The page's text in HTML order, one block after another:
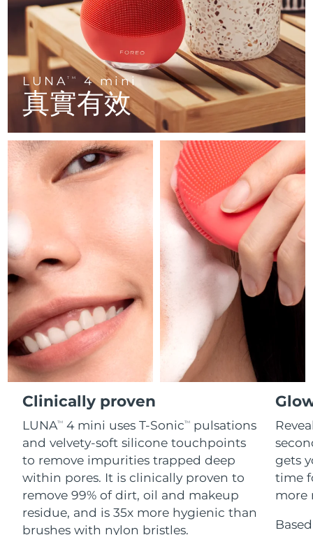
LUNATM 4 mini
真實有效
Clinically proven
LUNATM 4 mini uses T-SonicTM
pulsations
and velvety-soft silicone touchpoints
to remove impurities trapped deep
within pores. It is clinically proven to
remove 99% of dirt, oil and makeup
residue, and is 35x more hygienic than
brushes with nylon bristles.
gets
time
more
For travel or gym bag
LUNA™護膚
Premium cleansers & balm
LUNA™ 設備
All facial cleansing devices
All premium facelift devices
Portable red light therapy
面膜
Rejuvenation & hydration
UFO™ 設備
All deep facial hydration devices
For ages 0-3
issa™ Teeth Whitening Set
Dual LED + sonic device & 18% PAP gel
ISSA™ 設備
All silicone sonic toothbrushes
FAQ™ 103
Luxurious clinical anti-aging set
FAQ™ P1 Primer
Manuka honey primer
FAQ™護膚品
All FAQ™ skincare
FAQ™產品
All anti-aging treatments
FAQ™ 211
Anti-aging neck & décolleté LED mask
FAQ™ 221
Anti-aging LED hand mask
FAQ™護膚品
All FAQ™ skincare
FAQ™產品
All LED treatments
LED hair strengthening scalp massager
FAQ™ Scalp Serum
Scalp recovery probiotic serum
FAQ™護膚品
All FAQ™ skincare
FAQ™產品
All hair treatments
Full-Spectrum Red Light Therapy
FAQ™ 502
Full-Spectrum Red Light Therapy
FAQ™ Red Light Serum
FAQ™ skincare
All FAQ™ skincare
FAQ™ products
All toning treatments
保健品
NEW
專業治療
脫毛
PEACH™ 2 Pro Max
Professional IPL hair removal device
PEACH™ 2
IPL hair removal
PEACH™ 2 go
Travel-friendly IPL hair removal
PEACH™ Cooling Prep Gel
Cooling IPL hair removal gel
身體護理
BEAR™ 2 body
Microcurrent body toning
LUNA™ 4 body
Massaging body brush
SUPERCHARGED™ serum
Firming body serum
痘肌護理
ESPADA™ 2 plus
Recurring acne LED therapy
ESPADA™ 2
Acne treatment device
ESPADA™ Blemish Solution
Concentrated acne gel
ESPADA™ 設備
All acne treatment devices
眼部護理
BEAR™ 2 eyes & lips
Microcurrent line smoothing device
IRIS™ 2
Rejuvenating eye massager
眼部護膚
Advanced eye care treatment
眼部護理設備
All revitalizing eye massagers
毛孔護理
KIWI™ derma
Diamond microdermabrasion .
KIWI™
Blackhead remover
KIWI™ 皮肤护理
LUNA™ 4 hair
2-in-1 LED scalp massager
FLIP™ play advanced
LED light hairbrush
LUNA™ Dual-Peptide Scalp
Serum
牙齒美白
NEW
issa™ Teeth Whitening Set
Dual LED + sonic device & 18% PAP gel
issa™ Teeth Whitening Gel
更多的
賽普勒斯 預計送達日期8/12/26
捷克 預計送達日期8/11/26
丹麥 預計送達日期8/11/26
愛沙尼亞 預計送達日期
芬蘭 預計送達日期8/11/26
法國 預計送達日期 8/11/26
預計送達日期8/15/26
德國 預計送達日期 8/11/26
直布羅陀 預計送達日期 8/15/26
希臘 預計送達日期 8/11/26
中國香港特別行政區 預計送達日期
匈牙利 預計送達日期
冰島 8/12/26
印尼 預計送達日期 8/9/26
愛爾蘭 8/11/26
曼島 預計送達日期